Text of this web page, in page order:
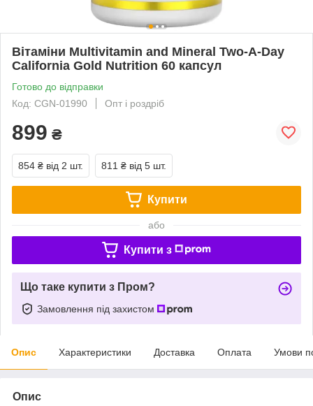
Вітаміни Multivitamin and Mineral Two-A-Day
California Gold Nutrition 60 капсул
Готово до відправки
Код: CGN-01990
Опт і роздріб
899 ₴
854 ₴ від 2 шт. 811 ₴ від 5 шт.
Купити
або
Купити з
Що таке купити з Пром?
Замовлення під захистом
Опис Характеристики Доставка Оплата Умови
Опис